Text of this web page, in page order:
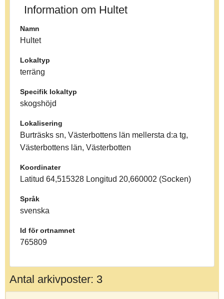
Information om Hultet
Namn
Hultet
Lokaltyp
terräng
Specifik lokaltyp
skogshöjd
Lokalisering
Burträsks sn, Västerbottens län mellersta d:a tg,
Västerbottens län, Västerbotten
Koordinater
Latitud 64,515328 Longitud 20,660002 (Socken)
Språk
svenska
Id för ortnamnet
765809
Antal arkivposter: 3